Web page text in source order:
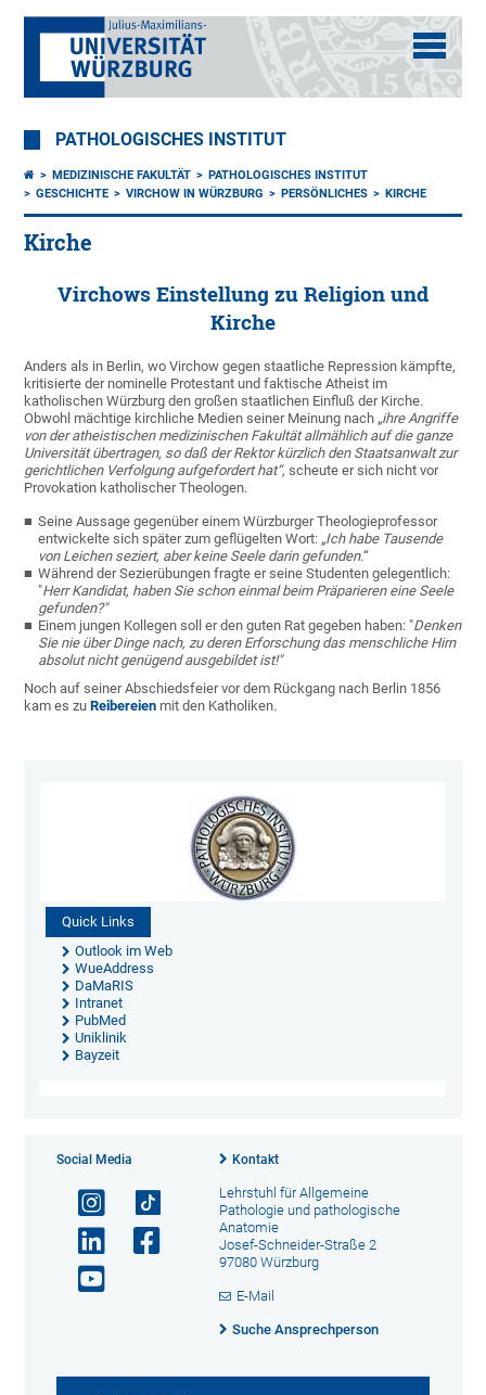
PATHOLOGISCHES INSTITUT
MEDIZINISCHE FAKULTÄT
PATHOLOGISCHES INSTITUT
GESCHICHTE
VIRCHOW IN WÜRZBURG PERSÖNLICHES KIRCHE
Kirche
Virchows Einstellung zu Religion und
Kirche
Anders als in Berlin, wo Virchow gegen staatliche Repression kämpfte,
kritisierte der nominelle Protestant und faktische Atheist im
katholischen Würzburg den großen staatlichen Einfluß der Kirche.
Obwohl mächtige kirchliche Medien seiner Meinung nach „ihre Angriffe
von der atheistischen medizinischen Fakultät allmählich auf die ganze
Universität übertragen, so daß der Rektor kürzlich den Staatsanwalt zur
gerichtlichen Verfolgung aufgefordert hat“, scheute er sich nicht vor
Provokation katholischer Theologen.
Seine Aussage gegenüber einem Würzburger Theologieprofessor
entwickelte sich später zum geflügelten Wort: „Ich habe Tausende
von Leichen seziert, aber keine Seele darin gefunden.“
Während der Sezierübungen fragte er seine Studenten gelegentlich:
"Herr Kandidat, haben Sie schon einmal beim Präparieren eine Seele
gefunden?"
Einem jungen Kollegen soll er den guten Rat gegeben haben: "Denken
Sie nie über Dinge nach, zu deren Erforschung das menschliche Hirn
absolut nicht genügend ausgebildet ist!"
Noch auf seiner Abschiedsfeier vor dem Rückgang nach Berlin 1856
kam es zuReibereien mit den Katholiken.
Quick Links
Outlook im Web
WueAddress
DaMaRIS
Intranet
PubMed
Uniklinik
Bayzeit
Social Media Kontakt
Lehrstuhl für Allgemeine
Pathologie und pathologische
Anatomie
Josef-Schneider-Straße 2
97080 Würzburg
E-Mail
Suche Ansprechperson